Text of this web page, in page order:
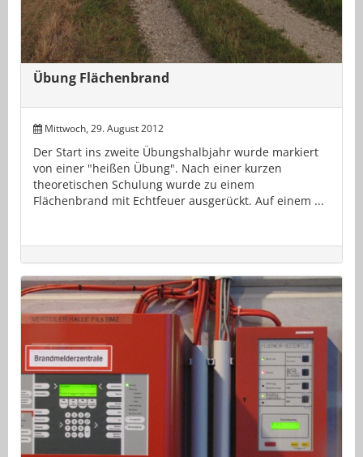
Übung Flächenbrand
Mittwoch, 29. August 2012
Der Start ins zweite Übungshalbjahr wurde markiert
von einer "heißen Übung". Nach einer kurzen
theoretischen Schulung wurde zu einem
Flächenbrand mit Echtfeuer ausgerückt. Auf einem ...